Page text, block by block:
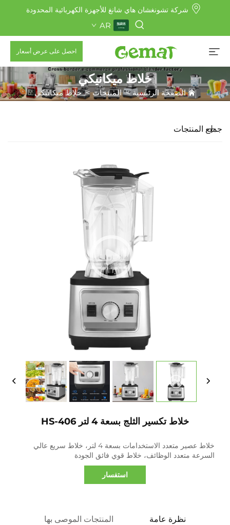
شركة تشونغشان هاي شانغ للأجهزة الكهربائية المحدودة
AR
احصل على عرض أسعار
خلاط ميكانيكي
الصفحة الرئيسية>المنتجات>خلاط ميكانيكي
جميع المنتجات
خلاط تكسير الثلج بسعة 4 لتر HS-406
خلاط عصير متعدد الاستخدامات بسعة 4 لتر، خلاط سريع عالي
السرعة متعدد الوظائف، خلاط قوي فائق الجودة
استفسار
نظرة عامة المنتجات الموصى بها